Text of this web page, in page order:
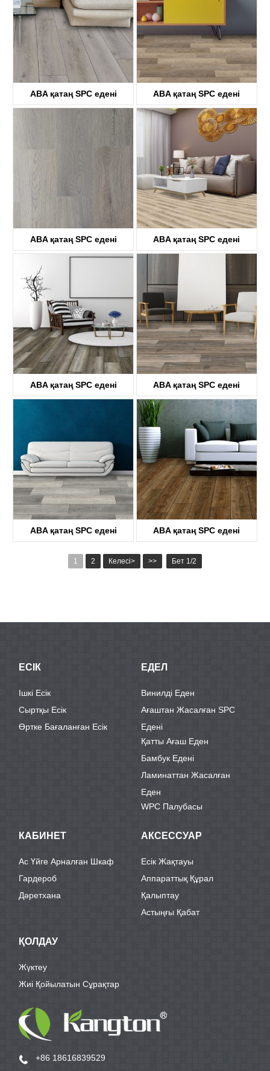
ABA қатаң SPC едені
KTV8036
ABA қатаң SPC едені
KTV8029
ABA қатаң SPC едені
KTV4038
ABA қатаң SPC едені
KTV8030
ABA қатаң SPC едені ABA қатаң SPC едені
KTV8031
ABA қатаң SPC едені ABA қатаң SPC едені
1 2 Келесі> >> Бет 1/2
ЕСІК
Ішкі Есік
Сыртқы Есік
Өртке Бағаланған Есік
ЕДЕЛ
Винилді Еден
Ағаштан Жасалған SPC
Едені
Қатты Ағаш Еден
Бамбук Едені
Ламинаттан Жасалған
Еден
WPC Палубасы
КАБИНЕТ
Ас Үйге Арналған Шкаф
Гардероб
Дәретхана
АКСЕССУАР
Есік Жақтауы
Аппараттық Құрал
Қалыптау
Астыңғы Қабат
ҚОЛДАУ
Жүктеу
Жиі Қойылатын Сұрақтар
+86 18616839529